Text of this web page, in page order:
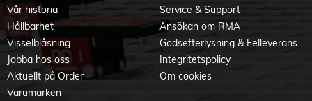
Vår historia
Hållbarhet
Visselblåsning
Jobba hos oss
Aktuellt på Order
Varumärken
Service & Support
Ansökan om RMA
Godsefterlysning & Felleverans
Integritetspolicy
Om cookies